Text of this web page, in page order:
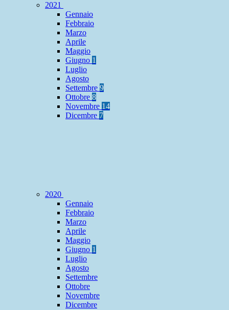
2021
Gennaio
Febbraio
Marzo
Aprile
Maggio
Giugno 1
Luglio
Agosto
Settembre 9
Ottobre 8
Novembre 14
Dicembre 7
2020
Gennaio
Febbraio
Marzo
Aprile
Maggio
Giugno 1
Luglio
Agosto
Settembre
Ottobre
Novembre
Dicembre